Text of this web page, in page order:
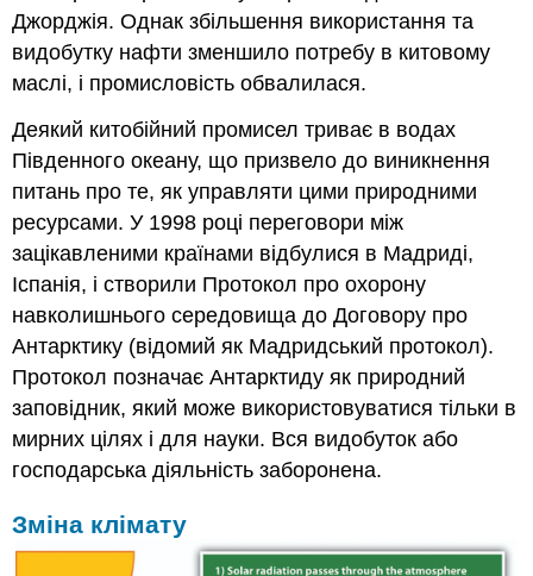
Джорджія. Однак збільшення використання та
видобутку нафти зменшило потребу в китовому
маслі, і промисловість обвалилася.
Деякий китобійний промисел триває в водах
Південного океану, що призвело до виникнення
питань про те, як управляти цими природними
ресурсами. У 1998 році переговори між
зацікавленими країнами відбулися в Мадриді,
Іспанія, і створили Протокол про охорону
навколишнього середовища до Договору про
Антарктику (відомий як Мадридський протокол).
Протокол позначає Антарктиду як природний
заповідник, який може використовуватися тільки в
мирних цілях і для науки. Вся видобуток або
господарська діяльність заборонена.
Зміна клімату